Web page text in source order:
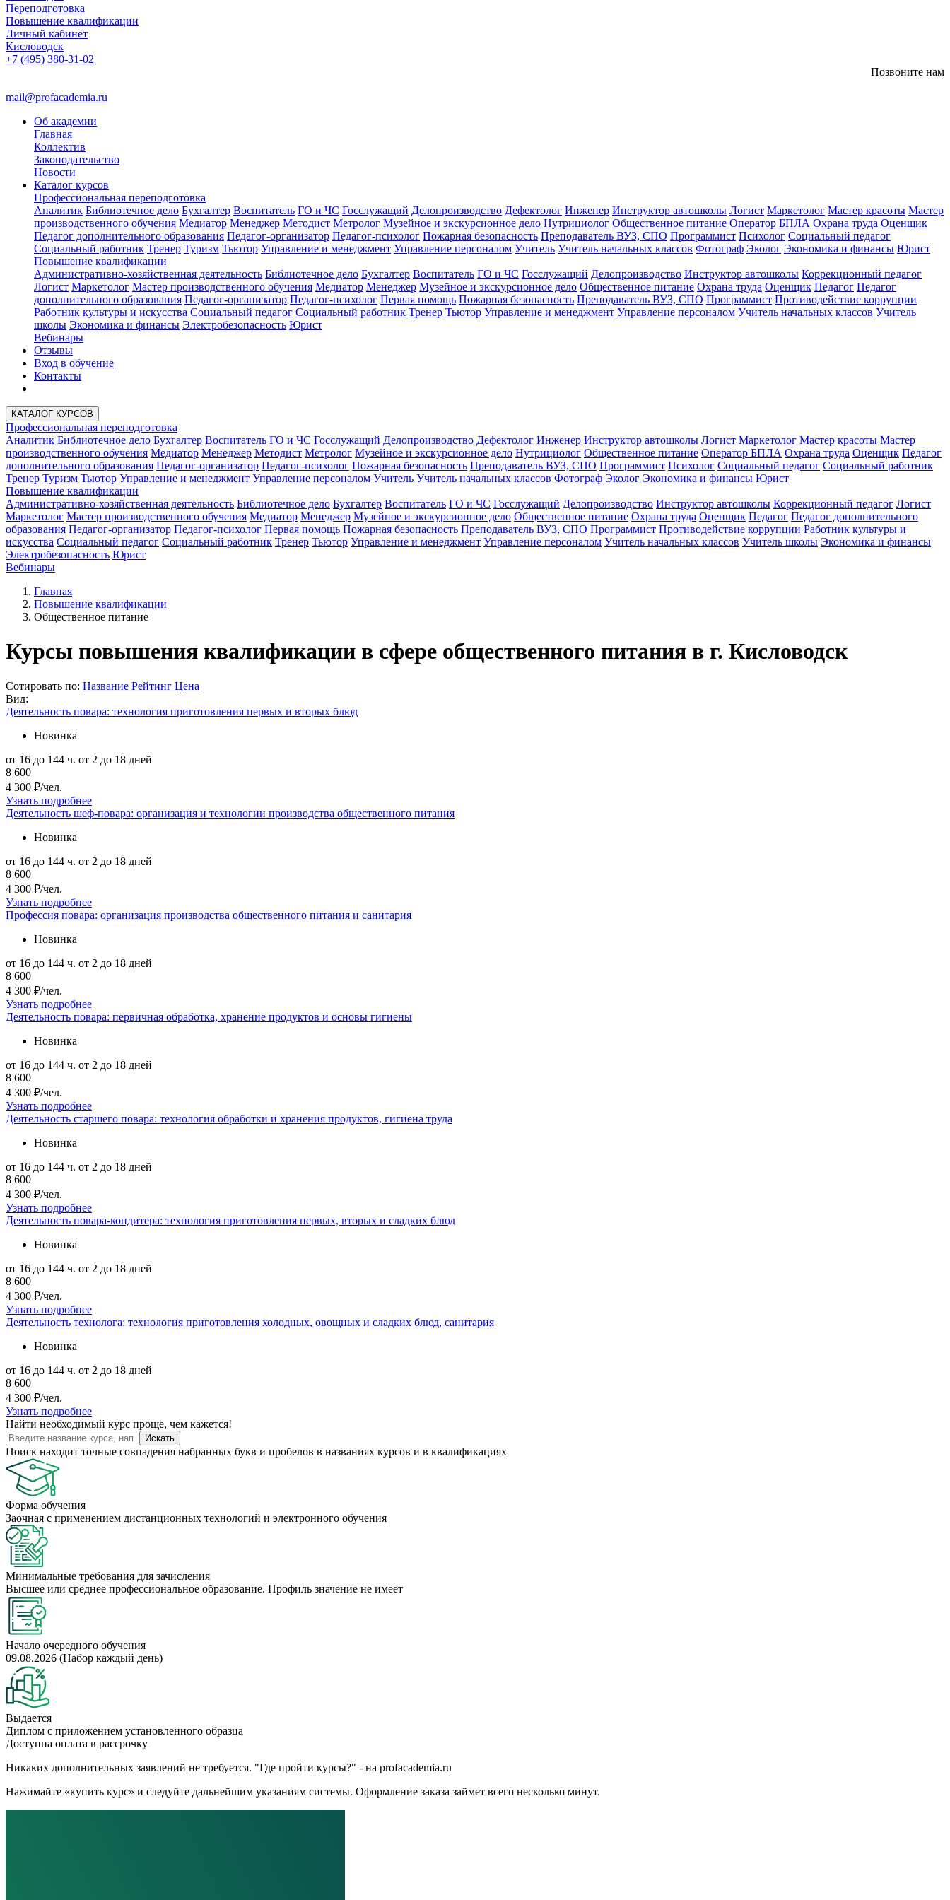
Переподготовка
Повышение квалификации
Личный кабинет
Кисловодск
+7 (495) 380-31-02
Позвоните нам
mail@profacademia.ru
Об академии
Главная
Коллектив
Законодательство
Новости
Каталог курсов
Профессиональная переподготовка
Аналитик Библиотечное дело Бухгалтер Воспитатель ГО и ЧС Госслужащий Делопроизводство Дефектолог Инженер Инструктор автошколы Логист Маркетолог Мастер красоты Мастер
производственного обучения Медиатор Менеджер Методист Метролог Музейное и экскурсионное дело Нутрициолог Общественное питание Оператор БПЛА Охрана труда Оценщик
Педагог дополнительного образования Педагог-организатор Педагог-психолог Пожарная безопасность Преподаватель ВУЗ, СПО Программист Психолог Социальный педагог
Социальный работник Тренер Туризм Тьютор Управление и менеджмент Управление персоналом Учитель Учитель начальных классов Фотограф Эколог Экономика и финансы Юрист
Повышение квалификации
Административно-хозяйственная деятельность Библиотечное дело Бухгалтер Воспитатель ГО и ЧС Госслужащий Делопроизводство Инструктор автошколы Коррекционный педагог
Логист Маркетолог Мастер производственного обучения Медиатор Менеджер Музейное и экскурсионное дело Общественное питание Охрана труда Оценщик Педагог Педагог
дополнительного образования Педагог-организатор Педагог-психолог Первая помощь Пожарная безопасность Преподаватель ВУЗ, СПО Программист Противодействие коррупции
Работник культуры и искусства Социальный педагог Социальный работник Тренер Тьютор Управление и менеджмент Управление персоналом Учитель начальных классов Учитель
школы Экономика и финансы Электробезопасность Юрист
Вебинары
Отзывы
Вход в обучение
Контакты
КАТАЛОГ КУРСОВ
Профессиональная переподготовка
Аналитик Библиотечное дело Бухгалтер Воспитатель ГО и ЧС Госслужащий Делопроизводство Дефектолог Инженер Инструктор автошколы Логист Маркетолог Мастер красоты Мастер
производственного обучения Медиатор Менеджер Методист Метролог Музейное и экскурсионное дело Нутрициолог Общественное питание Оператор БПЛА Охрана труда Оценщик Педагог
дополнительного образования Педагог-организатор Педагог-психолог Пожарная безопасность Преподаватель ВУЗ, СПО Программист Психолог Социальный педагог Социальный работник
Тренер Туризм Тьютор Управление и менеджмент Управление персоналом Учитель Учитель начальных классов Фотограф Эколог Экономика и финансы Юрист
Повышение квалификации
Административно-хозяйственная деятельность Библиотечное дело Бухгалтер Воспитатель ГО и ЧС Госслужащий Делопроизводство Инструктор автошколы Коррекционный педагог Логист
Маркетолог Мастер производственного обучения Медиатор Менеджер Музейное и экскурсионное дело Общественное питание Охрана труда Оценщик Педагог Педагог дополнительного
образования Педагог-организатор Педагог-психолог Первая помощь Пожарная безопасность Преподаватель ВУЗ, СПО Программист Противодействие коррупции Работник культуры и
искусства Социальный педагог Социальный работник Тренер Тьютор Управление и менеджмент Управление персоналом Учитель начальных классов Учитель школы Экономика и финансы
Электробезопасность Юрист
Вебинары
Главная
Повышение квалификации
Общественное питание
Курсы повышения квалификации в сфере общественного питания в г. Кисловодск
Сотировать по: Название Рейтинг Цена
Вид:
Деятельность повара: технология приготовления первых и вторых блюд
Новинка
от 16 до 144 ч. от 2 до 18 дней
8 600
4 300 ₽/чел.
Узнать подробнее
Деятельность шеф-повара: организация и технологии производства общественного питания
Новинка
от 16 до 144 ч. от 2 до 18 дней
8 600
4 300 ₽/чел.
Узнать подробнее
Профессия повара: организация производства общественного питания и санитария
Новинка
от 16 до 144 ч. от 2 до 18 дней
8 600
4 300 ₽/чел.
Узнать подробнее
Деятельность повара: первичная обработка, хранение продуктов и основы гигиены
Новинка
от 16 до 144 ч. от 2 до 18 дней
8 600
4 300 ₽/чел.
Узнать подробнее
Деятельность старшего повара: технология обработки и хранения продуктов, гигиена труда
Новинка
от 16 до 144 ч. от 2 до 18 дней
8 600
4 300 ₽/чел.
Узнать подробнее
Деятельность повара-кондитера: технология приготовления первых, вторых и сладких блюд
Новинка
от 16 до 144 ч. от 2 до 18 дней
8 600
4 300 ₽/чел.
Узнать подробнее
Деятельность технолога: технология приготовления холодных, овощных и сладких блюд, санитария
Новинка
от 16 до 144 ч. от 2 до 18 дней
8 600
4 300 ₽/чел.
Узнать подробнее
Найти необходимый курс проще, чем кажется!
Искать
Поиск находит точные совпадения набранных букв и пробелов в названиях курсов и в квалификациях
Форма обучения
Заочная с применением дистанционных технологий и электронного обучения
Минимальные требования для зачисления
Высшее или среднее профессиональное образование. Профиль значение не имеет
Начало очередного обучения
09.08.2026 (Набор каждый день)
Выдается
Диплом с приложением установленного образца
Доступна оплата в рассрочку
Никаких дополнительных заявлений не требуется. "Где пройти курсы?" - на profacademia.ru
Нажимайте «купить курс» и следуйте дальнейшим указаниям системы. Оформление заказа займет всего несколько минут.